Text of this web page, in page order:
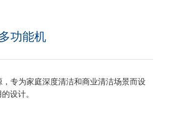
功能机
专为家庭深度清洁和商业清洁场景而设
设计。